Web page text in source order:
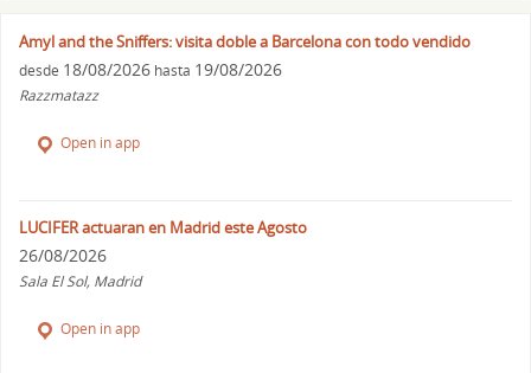
Amyl and the Sniffers: visita doble a Barcelona con todo vendido
desde 18/08/2026 hasta 19/08/2026
Razzmatazz
Open in app
LUCIFER actuaran en Madrid este Agosto
26/08/2026
Sala El Sol, Madrid
Open in app